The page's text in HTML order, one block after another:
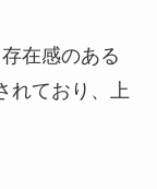
在感のある
れており、上